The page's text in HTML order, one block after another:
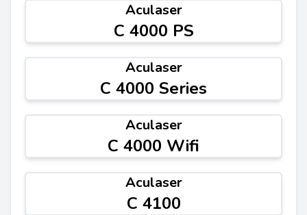
Aculaser
C 4000 PS
Aculaser
C 4000 Series
Aculaser
C 4000 Wifi
Aculaser
C 4100